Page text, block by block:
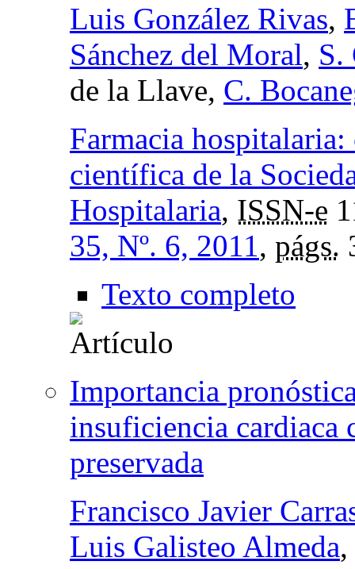
Luis González Rivas,
Sánchez del Moral, S.
de la Llave, C.
Farmacia
científica de la
Hospitalaria, ISSN-e
35, Nº. 6, 2011, págs.
Texto completo
Importancia
insuficiencia cardiaca
preservada
Francisco Javier
Luis Galisteo Almeda,